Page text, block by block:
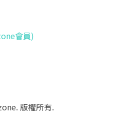
會員)
版權所有.